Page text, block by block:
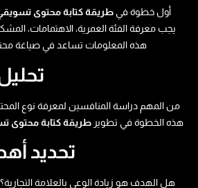
أول خطوة في طريقة كتابة محتوى
يجب معرفة الفئة العمرية، الاهتمامات،
هذه المعلومات تساعد في صياغة
من المهم دراسة المنافسين لمعرفة نوع
هذه الخطوة في تطوير طريقة كتابة محتوى
تحديد
هل الهدف هو زيادة الوعي بالعلامة